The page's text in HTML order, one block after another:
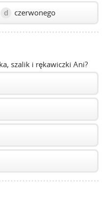
d czerwonego
szalik i rękawiczki Ani?